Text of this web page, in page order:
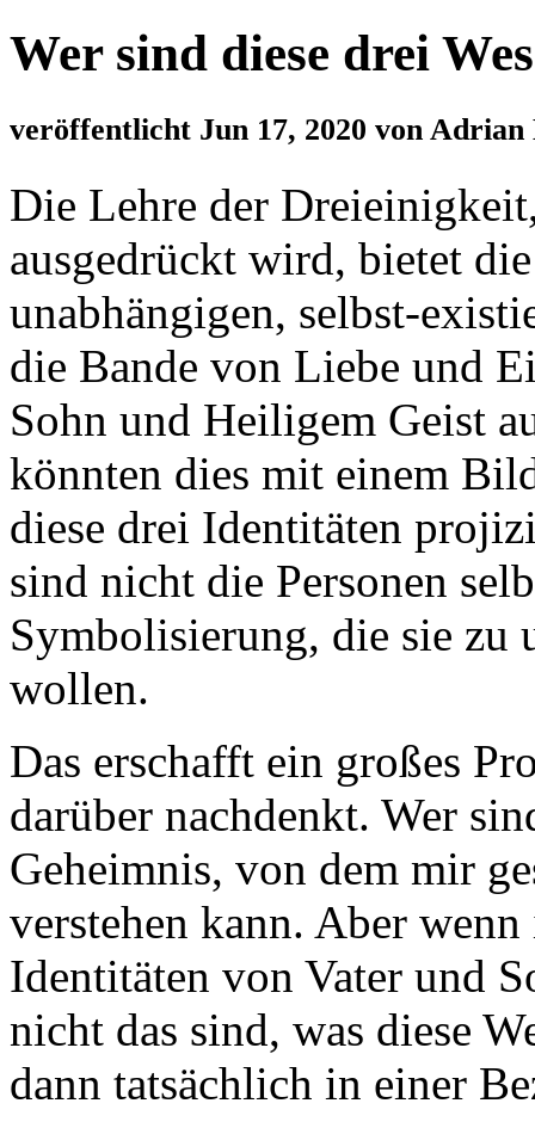
Wer sind diese drei
veröffentlicht Jun 17, 2020 von Adrian
Die Lehre der
ausgedrückt wird, bietet
unabhängigen, selbst-
die Bande von Liebe und
Sohn und Heiligem Geist
könnten dies mit einem
diese drei Identitäten
sind nicht die Personen
Symbolisierung, die sie zu
wollen.
Das erschafft ein großes
darüber nachdenkt. Wer
Geheimnis, von dem mir
verstehen kann. Aber
Identitäten von Vater und
nicht das sind, was diese
dann tatsächlich in einer